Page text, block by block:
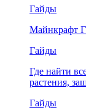
Гайды
Майнкрафт
Гайды
Где найти
растения,
Гайды